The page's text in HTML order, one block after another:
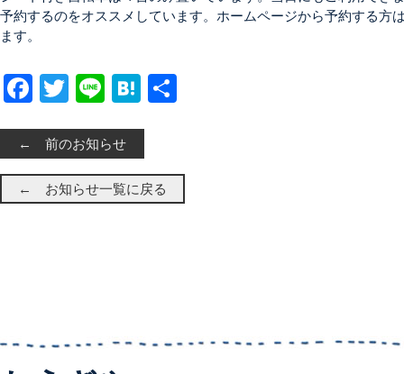
予約するのをオススメしています。ホームページから予約する方
ます。
Facebook
Twitter Line Hatena
← 前のお知らせ
← お知らせ一覧に戻る